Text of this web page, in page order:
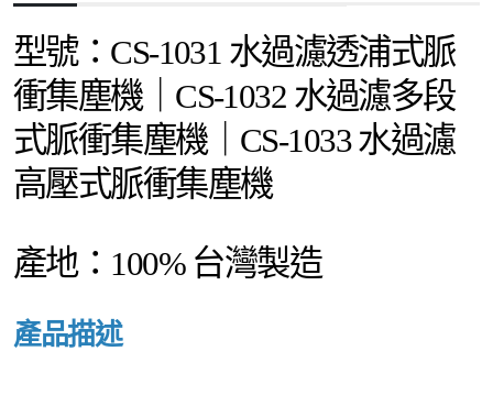
型號：CS-1031 水過濾透浦式脈
衝集塵機｜CS-1032 水過濾多段
式脈衝集塵機｜CS-1033 水過濾
高壓式脈衝集塵機
產地：100% 台灣製造
產品描述